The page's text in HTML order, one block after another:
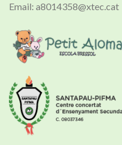
Email: a8014358@xtec.cat